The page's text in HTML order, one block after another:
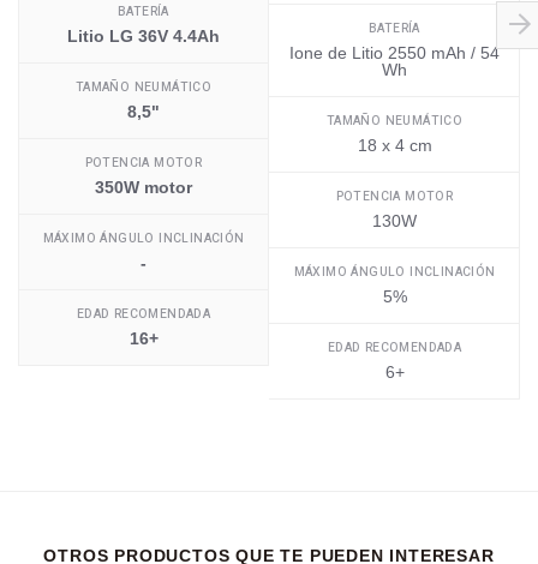
BATERÍA
Litio LG 36V 4.4Ah
TAMAÑO NEUMÁTICO
8,5"
POTENCIA MOTOR
350W motor
MÁXIMO ÁNGULO INCLINACIÓN
-
EDAD RECOMENDADA
16+
BATERÍA
Ione de Litio 2550 mAh / 54
Wh
TAMAÑO NEUMÁTICO
18 x 4 cm
POTENCIA MOTOR
130W
MÁXIMO ÁNGULO INCLINACIÓN
5%
EDAD RECOMENDADA
6+
OTROS PRODUCTOS QUE TE PUEDEN INTERESAR